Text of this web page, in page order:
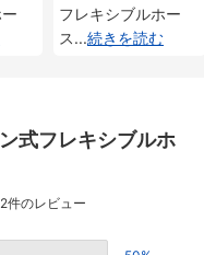
フレキシブルホー
ス...続きを読む
式フレキシブルホ
4
2件のレビュー